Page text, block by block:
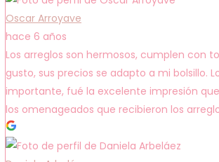
Oscar Arroyave
hace 6 años
Los arreglos son hermosos, cumplen con
gusto, sus precios se adapto a mi bolsillo.
importante, fué la excelente impresión
los omenageados que recibieron los